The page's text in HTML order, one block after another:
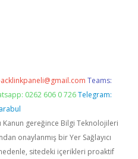
Teams:
0262 606 0 726 Telegram:
Kanun gereğince Bilgi Teknolojileri
onaylanmış bir Yer Sağlayıcı
sitedeki içerikleri proaktif